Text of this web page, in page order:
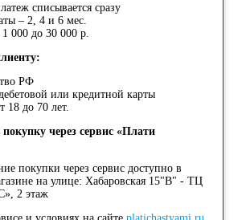
списывается сразу
– 2, 4 и 6 мес.
000 до 30 000 р.
РФ
или кредитной карты
18 до 70 лет.
через сервис «Плати
покупки через сервис доступно в
на улице: Хабаровская 15"В" - ТЦ
2 этаж